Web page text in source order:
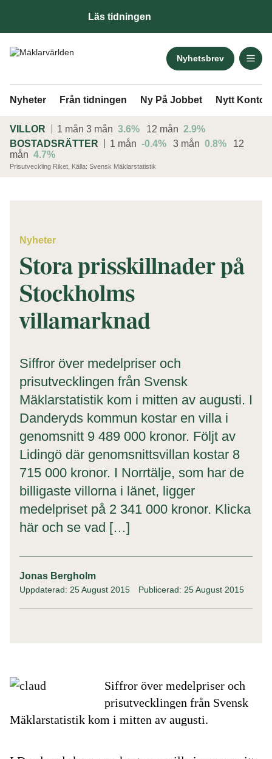
Läs tidningen
Nyhetsbrev
Nyheter Från tidningen Ny På Jobbet Nytt Kontor
VILLOR 1 mån 3 mån 3.6% 12 mån 2.9%
BOSTADSRÄTTER
1 mån -0.4% 3 mån 0.8%
12
mån 4.7%
Prisutveckling Riket, Källa: Svensk Mäklarstatistik
ANNONS
Nyheter
Stora prisskillnader på
Stockholms
villamarknad
Siffror över medelpriser och
prisutvecklingen från Svensk
Mäklarstatistik kom i mitten av augusti. I
Danderyds kommun kostar en villa i
genomsnitt 9 489 000 kronor. Följt av
Lidingö där genomsnittsvillan kostar 8
715 000 kronor. I Norrtälje, som har de
billigaste villorna i länet, ligger
medelpriset på 2 341 000 kronor. Klicka
här och se vad […]
Jonas Bergholm
Uppdaterad: 25 August 2015 Publicerad: 25 August 2015
Siffror över medelpriser och
prisutvecklingen från Svensk
Mäklarstatistik kom i mitten av augusti.